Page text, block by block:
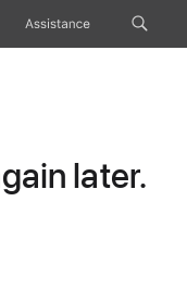
Assistance
later.